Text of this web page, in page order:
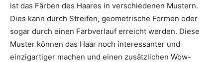
ist das Färben des Haares in verschiedenen Mustern.
Dies kann durch Streifen, geometrische Formen oder
sogar durch einen Farbverlauf erreicht werden. Diese
Muster können das Haar noch interessanter und
einzigartiger machen und einen zusätzlichen Wow-